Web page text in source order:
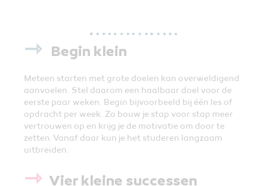
⇾ Begin klein
Meteen starten met grote doelen kan overweldigend
aanvoelen. Stel daarom een haalbaar doel voor de
eerste paar weken. Begin bijvoorbeeld bij één les of
opdracht per week. Zo bouw je stap voor stap meer
vertrouwen op en krijg je de motivatie om door te
zetten. Vanaf daar kun je het studeren langzaam
uitbreiden.
⇾ Vier kleine successen